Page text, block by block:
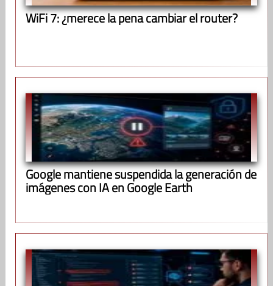
WiFi 7: ¿merece la pena cambiar el router?
Google mantiene suspendida la generación de
imágenes con IA en Google Earth